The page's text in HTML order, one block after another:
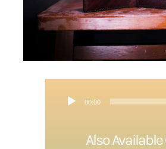
Lecteur 00:00
Also Available